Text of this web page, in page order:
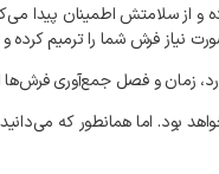
و از سلامتش اطمینان پیدا
نیاز فرش شما راترمیمکرده و
زمان و فصل جمع‌آوری فرش‌ها
بود. اماهمانطور که